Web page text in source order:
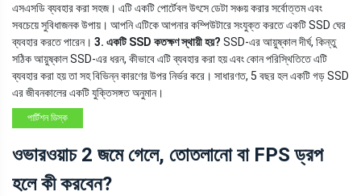
এসএসডি ব্যবহার করা সহজ। এটি একটি পোর্টেবল উৎসে ডেটা সঞ্চয় করার সর্বোত্তম এবং
সবচেয়ে সুবিধাজনক উপায়। আপনি এটিকে আপনার কম্পিউটারে সংযুক্ত করতে একটি SSD ঘের
ব্যবহার করতে পারেন। 3. একটি SSD কতক্ষণ স্থায়ী হয়? SSD-এর আয়ুষ্কাল দীর্ঘ, কিন্তু
সঠিক আয়ুষ্কাল SSD-এর ধরন, কীভাবে এটি ব্যবহার করা হয় এবং কোন পরিস্থিতিতে এটি
ব্যবহার করা হয় তা সহ বিভিন্ন কারণের উপর নির্ভর করে। সাধারণত, 5 বছর হল একটি গড় SSD
এর জীবনকালের একটি যুক্তিসঙ্গত অনুমান।
পার্টিশন ডিস্ক
ওভারওয়াচ 2 জমে গেলে, তোতলানো বা FPS ড্রপ
হলে কী করবেন?